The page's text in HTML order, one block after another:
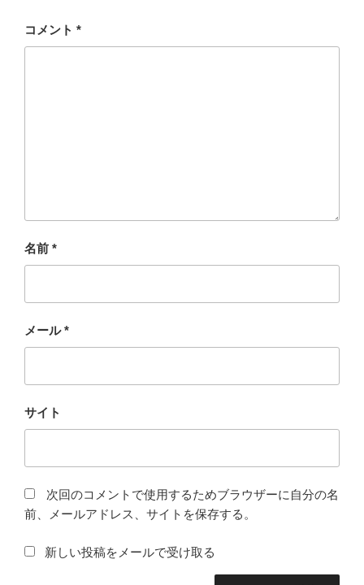
コメント *
名前 *
メール*
サイト
次回のコメントで使用するためブラウザーに自分の名
前、メールアドレス、サイトを保存する。
新しい投稿をメールで受け取る